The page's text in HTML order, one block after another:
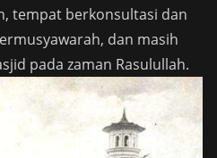
tempat berkonsultasi dan
dan masih
pada zaman Rasulullah.